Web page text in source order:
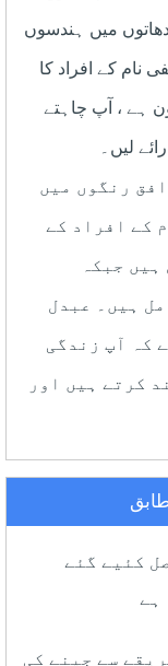
میں ہندسوں
نام کے افراد کا
ہے ، آپ چاہتے
لیں۔
رنگوں میں
کے افراد کے
جبکہ
ہیں۔ عبدل
کہ آپ زندگی
کرتے ہیں اور
کئیے گئے
ہے
سے جینے کی